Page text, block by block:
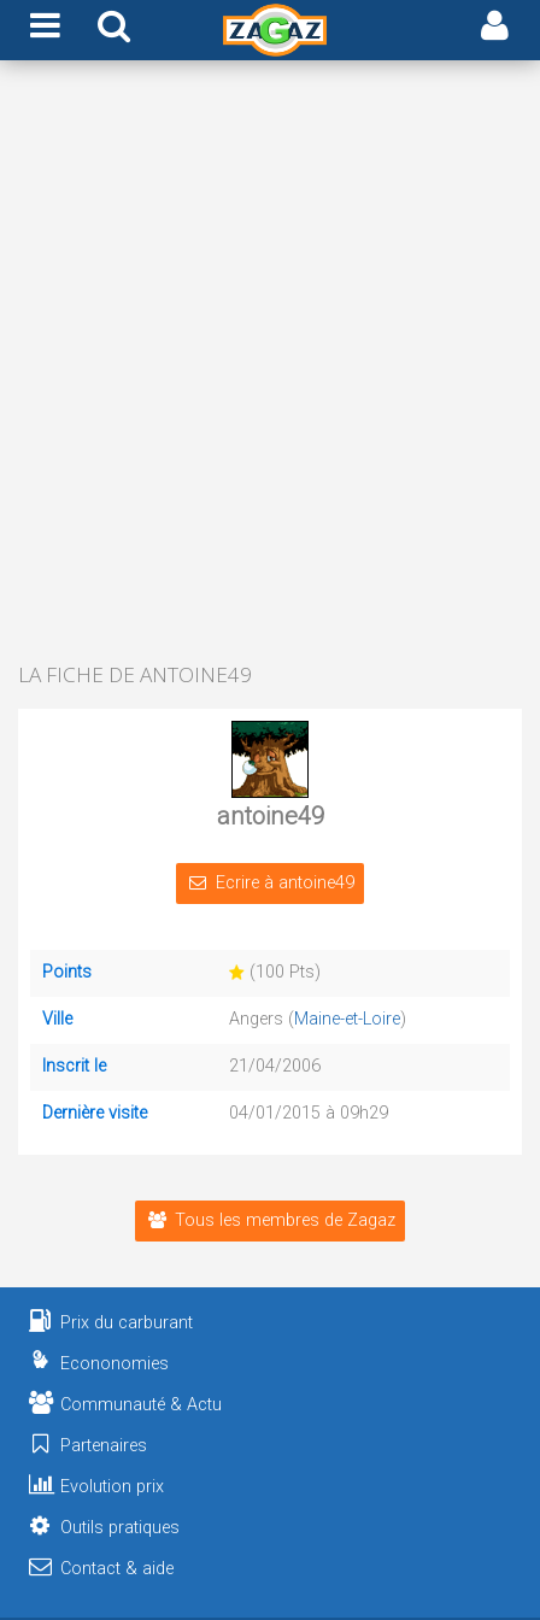
LA FICHE DE ANTOINE49
antoine49
Ecrire à antoine49
Points (100 Pts)
Ville Angers (Maine-et-Loire)
Inscrit le 21/04/2006
Dernière visite 04/01/2015 à 09h29
Tous les membres de Zagaz
Prix du carburant
Econonomies
Communauté & Actu
Partenaires
Evolution prix
Outils pratiques
Contact & aide